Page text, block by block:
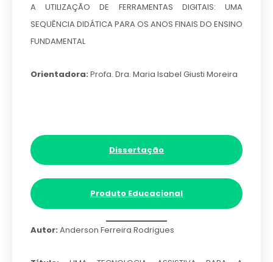
A UTILIZAÇÃO DE FERRAMENTAS DIGITAIS: UMA
SEQUÊNCIA DIDÁTICA PARA OS ANOS FINAIS DO ENSINO
FUNDAMENTAL
Orientadora: Profa. Dra. Maria Isabel Giusti Moreira
Dissertação
Produto Educacional
Autor: Anderson Ferreira Rodrigues